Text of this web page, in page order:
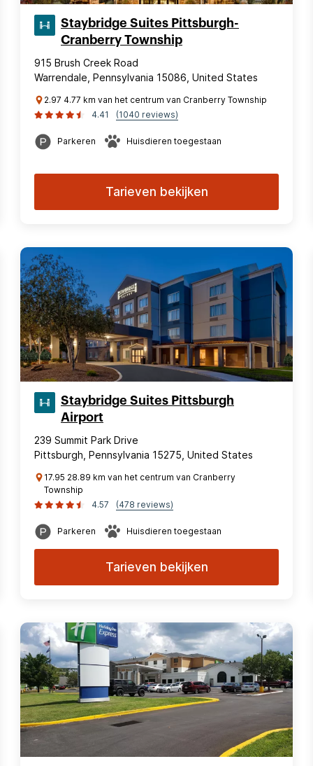
Staybridge Suites Pittsburgh-
Cranberry Township
915 Brush Creek Road
Warrendale, Pennsylvania 15086, United States
2.97 4.77 km van het centrum van Cranberry Township
4.41
(1040 reviews)
Parkeren Huisdieren toegestaan
Tarieven bekijken
Staybridge Suites Pittsburgh
Airport
239 Summit Park Drive
Pittsburgh, Pennsylvania 15275, United States
17.95 28.89 km van het centrum van Cranberry
Township
4.57
(478 reviews)
Parkeren Huisdieren toegestaan
Tarieven bekijken